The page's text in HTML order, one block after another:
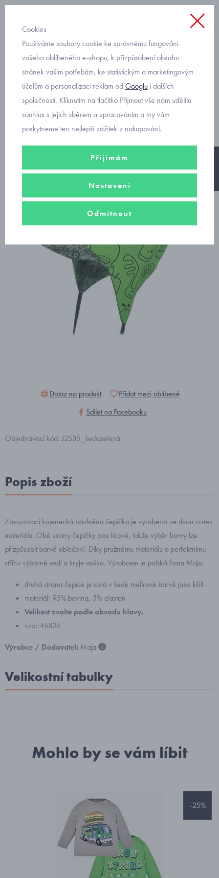
kojenci
bavlněná oboustranná
čepice pro obvod hlavy 40
až 48 cm
-30%
Dotaz na produkt
Přidat mezi oblíbené
Sdílet na Facebooku
Objednávací kód: J2535_šedozelená
Popis zboží
Zavazovací kojenecká bavlněná čepička je vyrobena ze dvou vrstev
materiálu. Obě strany čepičky jsou lícové, takže výběr barvy lze
přizpůsobit barvě oblečení. Díky pružnému materiálu a perfektnímu
střihu výborně sedí a kryje ouška. Výrobcem je polská firma Maja.
druhá strana čepice je celá v šedé melírové barvě jako kšilt
materiál: 95% bavlna, 5% elastan
Velikost zvolte podle obvodu hlavy.
vzor:46826
Výrobce / Dodavatel: Maja
Velikostní tabulky
Mohlo by se vám líbit
-25%
Cookies
Používáme soubory cookie ke správnému fungování
vašeho oblíbeného e-shopu, k přizpůsobení obsahu
stránek vašim potřebám, ke statistickým a marketingovým
účelům a personalizaci reklam odGooglu i dalších
společností. Kliknutím na tlačítko Přijmout vše nám udělíte
souhlas s jejich sběrem a zpracováním a my vám
poskytneme ten nejlepší zážitek z nakupování.
Přijímám
Nastavení
Odmítnout